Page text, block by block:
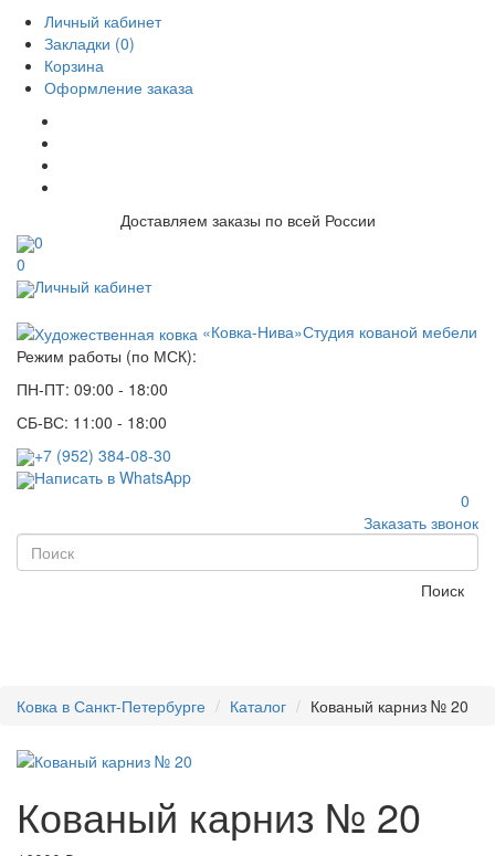
Личный кабинет
Закладки (0)
Корзина
Оформление заказа
Доставляем заказы по всей России
0
0
Личный кабинет
«Ковка-Нива»Студия кованой мебели
Режим работы (по МСК):
ПН-ПТ: 09:00 - 18:00
СБ-ВС: 11:00 - 18:00
+7 (952) 384-08-30
Написать в WhatsApp
0
Заказать звонок
Поиск
Ковка в Санкт-Петербурге Каталог Кованый карниз № 20
Кованый карниз № 20